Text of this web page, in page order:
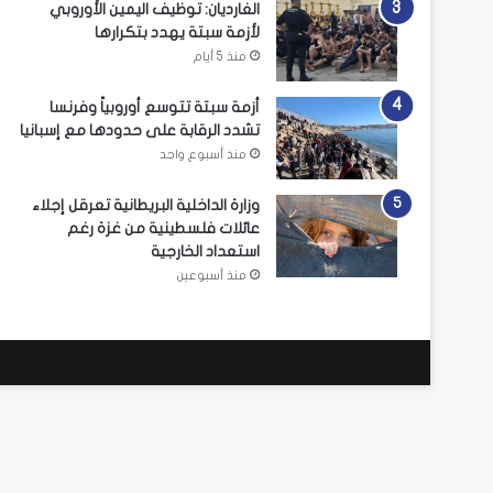
الغارديان: توظيف اليمين الأوروبي
لأزمة سبتة يهدد بتكرارها
منذ 5 أيام
أزمة سبتة تتوسع أوروبياً وفرنسا
تشدد الرقابة على حدودها مع إسبانيا
منذ أسبوع واحد
وزارة الداخلية البريطانية تعرقل إجلاء
عائلات فلسطينية من غزة رغم
استعداد الخارجية
منذ أسبوعين